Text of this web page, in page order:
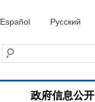
Español Русский
政府信息公开